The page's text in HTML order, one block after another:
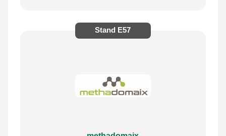
Stand E57